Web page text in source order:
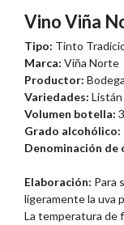
Vino Viña
Tipo: Tinto
Marca: Viña Norte
Productor:
Variedades: Listán
Volumen botella:
Grado alcohólico:
Denominación de
Elaboración: Para
ligeramente la uva
La temperatura de